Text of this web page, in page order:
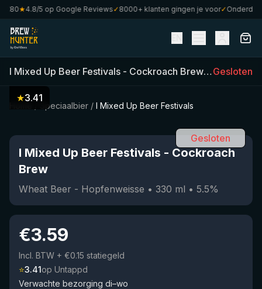
★4.8/5 op Google Reviews✓8000+ klanten gingen je voor✓Onderdeel
I Mixed Up Beer Festivals - Cockroach Brew(330ml)•
Gesloten
Speciaalbier / I Mixed Up Beer Festivals
★3.41
Gesloten
I Mixed Up Beer Festivals - Cockroach
Brew
Wheat Beer - Hopfenweisse • 330 ml • 5.5%
€3.59
Incl. BTW + €0.15 statiegeld
⭐3.41op Untappd
Verwachte bezorging di–wo